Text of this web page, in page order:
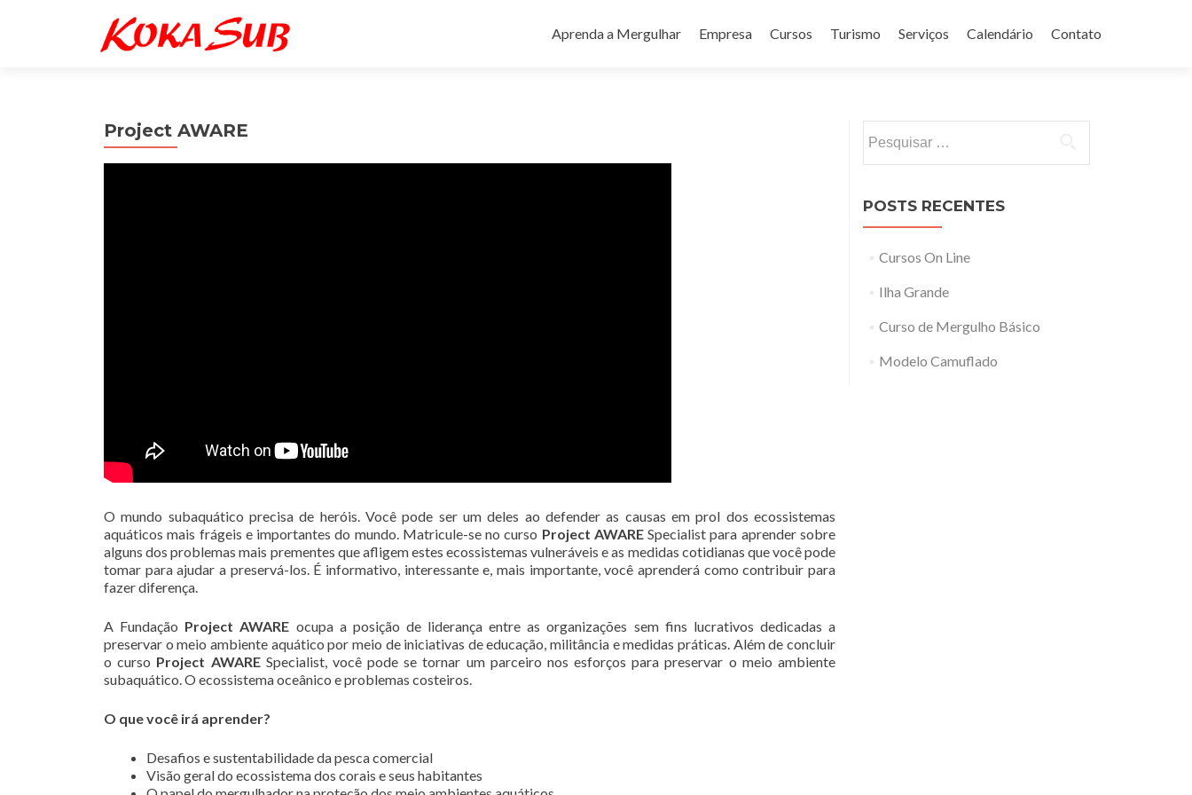
para
Aprenda a Mergulhar Empresa Cursos Turismo Serviços Calendário Contato
Project AWARE
O mundo subaquático precisa de heróis. Você pode ser um deles ao defender as causas em prol dos ecossistemas
aquáticos mais frágeis e importantes do mundo. Matricule-se no curso Project AWARESpecialist para aprender sobre
alguns dos problemas mais prementes que afligem estes ecossistemas vulneráveis e as medidas cotidianas que você pode
tomar para ajudar a preservá-los. É informativo, interessante e, mais importante, você aprenderá como contribuir para
fazer diferença.
A Fundação Project AWARE ocupa a posição de liderança entre as organizações sem fins lucrativos dedicadas a
preservar o meio ambiente aquático por meio de iniciativas de educação, militância e medidas práticas. Além de concluir
o curso Project AWARESpecialist, você pode se tornar um parceiro nos esforços para preservar o meio ambiente
subaquático. O ecossistema oceânico e problemas costeiros.
O que você irá aprender?
Desafios e sustentabilidade da pesca comercial
Visão geral do ecossistema dos corais e seus habitantes
por:
POSTS RECENTES
Cursos On Line
Ilha Grande
Curso de Mergulho Básico
Modelo Camuflado